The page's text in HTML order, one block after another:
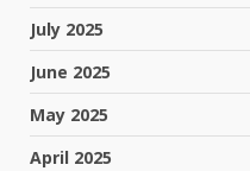
July 2025
June 2025
May 2025
April 2025